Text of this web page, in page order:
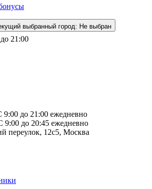
выбранный город: Не выбран
21:00
9:00 до 21:00 ежедневно
9:00 до 20:45 ежедневно
переулок, 12с5, Москва